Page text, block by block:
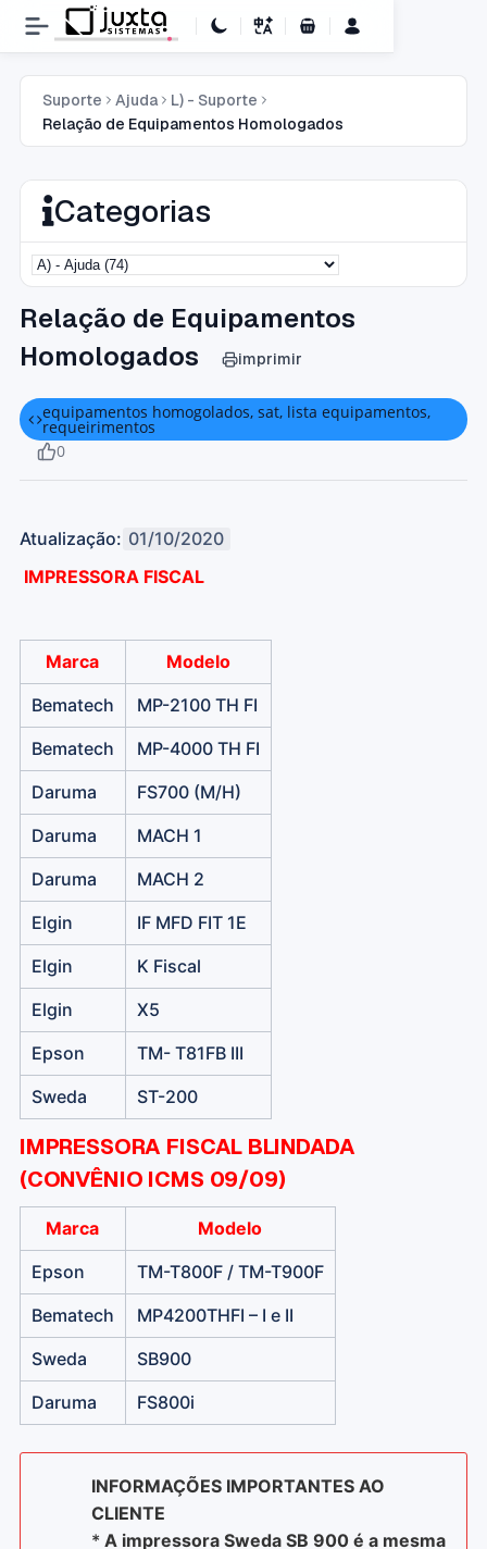
Carrinho de Compras
Suporte Ajuda
L) - Suporte
Relação de Equipamentos Homologados
Categorias
Relação de Equipamentos
Homologados
imprimir
equipamentos homogolados, sat, lista equipamentos,
requeirimentos
0
Atualização: 01/10/2020
IMPRESSORA FISCAL
Marca
Modelo
Bematech
MP-2100 TH FI
Bematech
MP-4000 TH FI
Daruma
FS700 (M/H)
Daruma
MACH 1
Daruma
MACH 2
Elgin
IF MFD FIT 1E
Elgin
K Fiscal
Elgin
X5
Epson
TM- T81FB III
Sweda
ST-200
IMPRESSORA FISCAL BLINDADA
(CONVÊNIO ICMS 09/09)
Marca
Modelo
Epson
TM-T800F / TM-T900F
Bematech
MP4200THFI – I e II
Sweda
SB900
Daruma
FS800i
INFORMAÇÕES IMPORTANTES AO
CLIENTE
* A impressora Sweda SB 900 é a mesma